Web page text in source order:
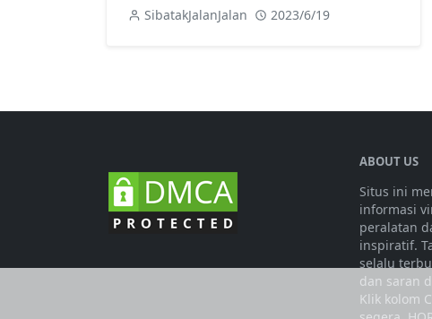
SibatakJalanJalan 2023/6/19
ABOUT US
Situs ini
informasi
peralatan
inspiratif.
selalu
dan saran
Klik kolom